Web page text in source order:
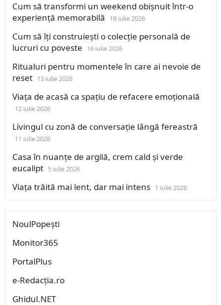
Cum să transformi un weekend obișnuit într-o
experiență memorabilă
18 iulie 2026
Cum să îți construiești o colecție personală de
lucruri cu poveste
16 iulie 2026
Ritualuri pentru momentele în care ai nevoie de
reset 13 iulie 2026
Viața de acasă ca spațiu de refacere emoțională
12 iulie 2026
Livingul cu zonă de conversație lângă fereastră
11 iulie 2026
Casa în nuanțe de argilă, crem cald și verde
eucalipt 5 iulie 2026
Viața trăită mai lent, dar mai intens 1 iulie 2026
NoulPopești
Monitor365
PortalPlus
e-Redacția.ro
Ghidul.NET